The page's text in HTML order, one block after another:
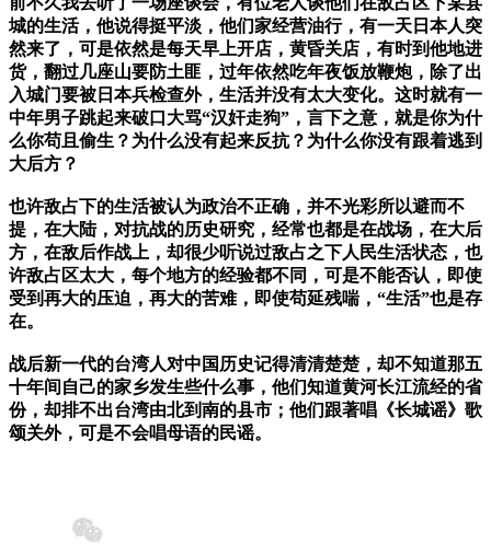
城的生活，他说得挺平淡，他们家经营油行，有一天日本人突
然来了，可是依然是每天早上开店，黄昏关店，有时到他地进
货，翻过几座山要防土匪，过年依然吃年夜饭放鞭炮，除了出
入城门要被日本兵检查外，生活并没有太大变化。这时就有一
中年男子跳起来破口大骂“汉奸走狗”，言下之意，就是你为什
么你苟且偷生？为什么没有起来反抗？为什么你没有跟着逃到
大后方？
也许敌占下的生活被认为政治不正确，并不光彩所以避而不
提，在大陆，对抗战的历史研究，经常也都是在战场，在大后
方，在敌后作战上，却很少听说过敌占之下人民生活状态，也
许敌占区太大，每个地方的经验都不同，可是不能否认，即使
受到再大的压迫，再大的苦难，即使苟延残喘，“生活”也是存
在。
战后新一代的台湾人对中国历史记得清清楚楚，却不知道那五
十年间自己的家乡发生些什么事，他们知道黄河长江流经的省
份，却排不出台湾由北到南的县市；他们跟著唱《长城谣》歌
颂关外，可是不会唱母语的民谣。